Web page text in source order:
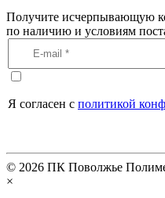
Получите исчерпывающую
по наличию и условиям
Я согласен с политикой
© 2026 ПК Поволжье
×